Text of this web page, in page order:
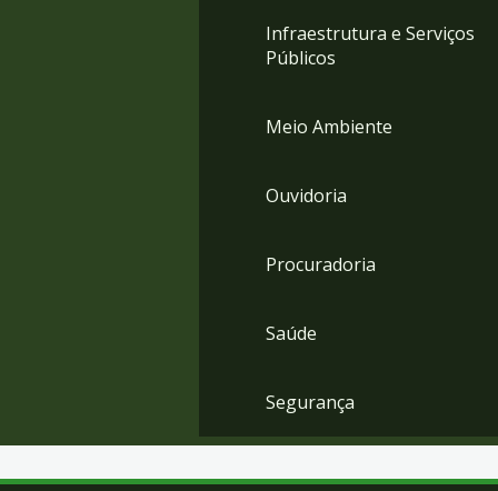
Infraestrutura e Serviços
Públicos
Meio Ambiente
Ouvidoria
Procuradoria
Saúde
Segurança